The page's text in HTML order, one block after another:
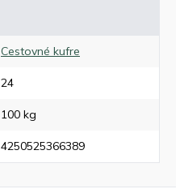
Cestovné kufre
24
100 kg
4250525366389